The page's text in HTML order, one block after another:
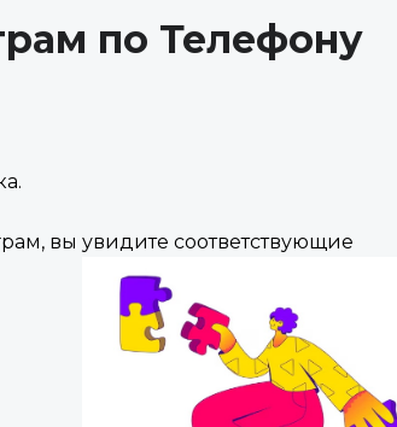
по Телефону
вы увидите соответствующие